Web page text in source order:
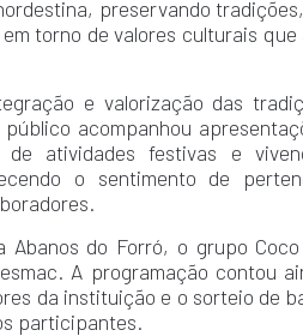
preservando
torno de valores culturais que
e valorização das
acompanhou
atividades festivas e
o sentimento de
do Forró, o grupo
A programação contou
da instituição e o sorteio de
participantes.